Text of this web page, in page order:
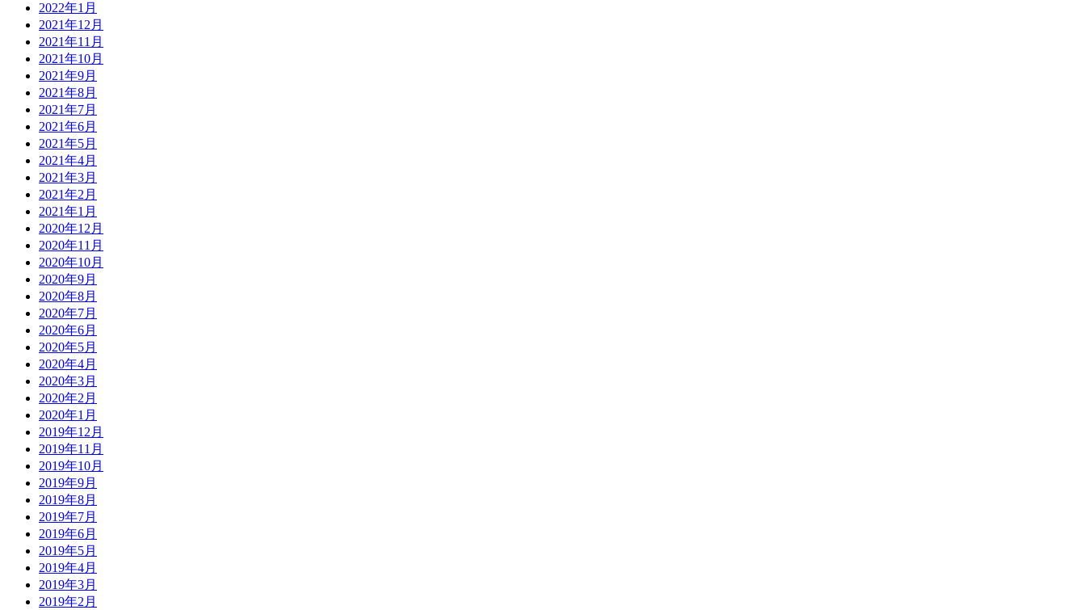
2022年1月
2021年12月
2021年11月
2021年10月
2021年9月
2021年8月
2021年7月
2021年6月
2021年5月
2021年4月
2021年3月
2021年2月
2021年1月
2020年12月
2020年11月
2020年10月
2020年9月
2020年8月
2020年7月
2020年6月
2020年5月
2020年4月
2020年3月
2020年2月
2020年1月
2019年12月
2019年11月
2019年10月
2019年9月
2019年8月
2019年7月
2019年6月
2019年5月
2019年4月
2019年3月
2019年2月